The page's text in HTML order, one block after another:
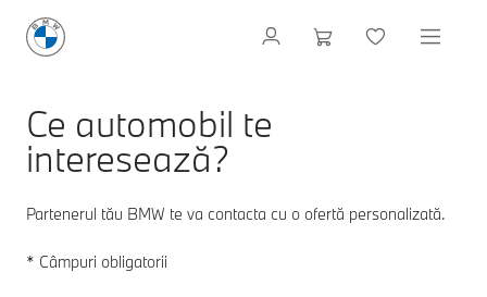
Ce automobil te
interesează?
Partenerul tău BMW te va contacta cu o ofertă personalizată.
* Câmpuri obligatorii